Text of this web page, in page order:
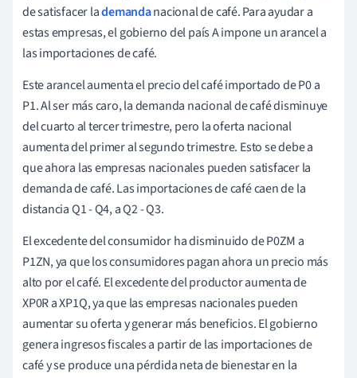
de satisfacer lademandanacional de café. Para ayudar a
estas empresas, el gobierno del país A impone un arancel a
las importaciones de café.
Este arancel aumenta el precio del café importado de P0 a
P1. Al ser más caro, la demanda nacional de café disminuye
del cuarto al tercer trimestre, pero la oferta nacional
aumenta del primer al segundo trimestre. Esto se debe a
que ahora las empresas nacionales pueden satisfacer la
demanda de café. Las importaciones de café caen de la
distancia Q1 - Q4, a Q2 - Q3.
El excedente del consumidor ha disminuido de P0ZM a
P1ZN, ya que los consumidores pagan ahora un precio más
alto por el café. El excedente del productor aumenta de
XP0R a XP1Q, ya que las empresas nacionales pueden
aumentar su oferta y generar más beneficios. El gobierno
genera ingresos fiscales a partir de las importaciones de
café y se produce una pérdida neta de bienestar en la